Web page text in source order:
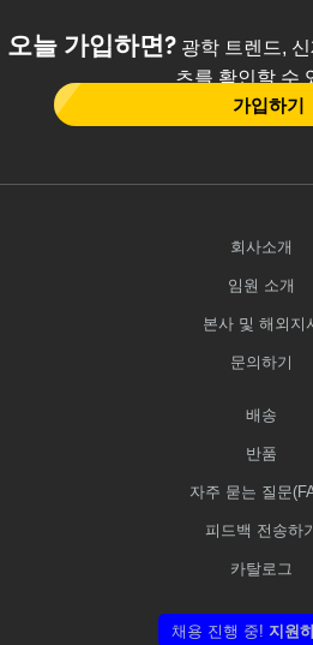
오늘 가입하면?광학 트렌드, 신
츠를 확인할 수
가입하기
회사소개
임원 소개
본사 및 해외지
문의하기
배송
반품
자주 묻는 질문
피드백 전송하
카탈로그
채용 진행 중! 지원